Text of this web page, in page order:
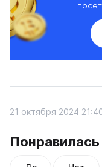
Понравилась
21 октября 2024